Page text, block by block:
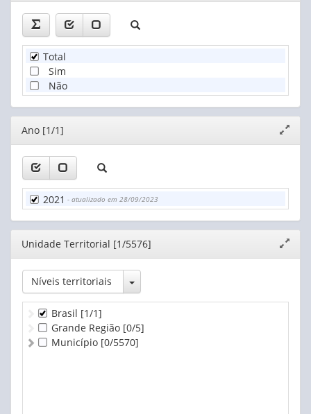
Total
Sim
Não
Editor
janela
Ano [1/1]
2021 - atualizado em 28/09/2023
Editor
janela
Unidade Territorial [1/5576]
Níveis territoriais Toggle Dropdown
Brasil [1/1]
Grande Região [0/5]
Município [0/5570]